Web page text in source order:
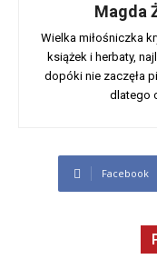
Magda
Wielka miłośniczka
książek i herbaty,
dopóki nie zaczęła
dlatego
Facebook